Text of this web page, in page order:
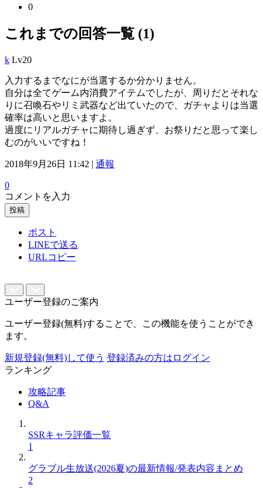
0
これまでの回答一覧 (1)
k Lv20
入力するまでなにが当選するか分かりません。
自分は全てゲーム内消費アイテムでしたが、周りだとそれな
りに召喚石やリミ武器など出ていたので、ガチャよりは当選
確率は高いと思いますよ。
過度にリアルガチャに期待し過ぎず、お祭りだと思って楽し
むのがいいですね！
2018年9月26日 11:42 | 通報
0
コメントを入力
投稿
ポスト
LINEで送る
URLコピー
ユーザー登録のご案内
ユーザー登録(無料)することで、この機能を使うことができ
ます。
新規登録(無料)して使う 登録済みの方はログイン
ランキング
攻略記事
Q&A
SSRキャラ評価一覧
1
グラブル生放送(2026夏)の最新情報/発表内容まとめ
2